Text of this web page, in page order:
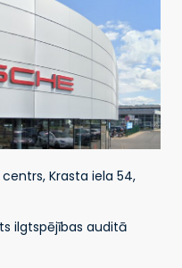
Krasta iela 54,
ilgtspējības auditā